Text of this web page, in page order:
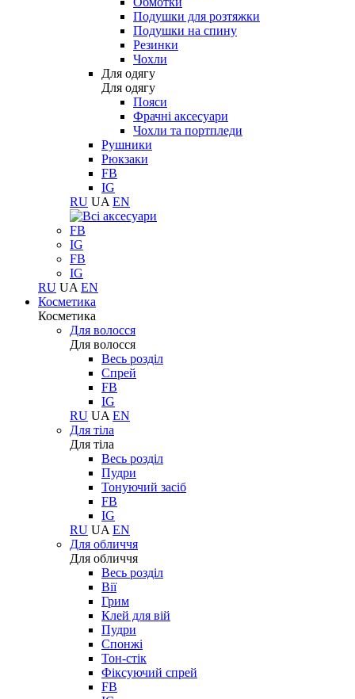
Подушки для розтяжки
Подушки на спину
Резинки
Чохли
Для одягу
Для одягу
Пояси
Фрачні аксесуари
Чохли та портпледи
Рушники
Рюкзаки
FB
IG
RU UA EN
FB
IG
FB
IG
RU UA EN
Косметика
Косметика
Для волосся
Для волосся
Весь розділ
Спрей
FB
IG
RU UA EN
Для тіла
Для тіла
Весь розділ
Пудри
Тонуючий засіб
FB
IG
RU UA EN
Для обличчя
Для обличчя
Весь розділ
Вії
Грим
Клей для вій
Пудри
Спонжі
Тон-стік
Фіксуючий спрей
FB